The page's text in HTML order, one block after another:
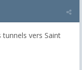
tunnels vers Saint